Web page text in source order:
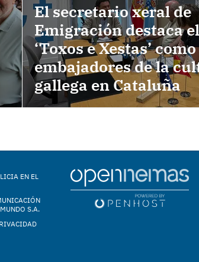
El secretario xeral de
Emigración destaca
‘Toxos e Xestas’ como
embajadores de la
gallega en Cataluña
EN EL
S.A.